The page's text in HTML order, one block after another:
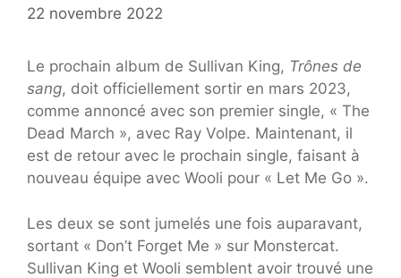
22 novembre 2022
Le prochain album de Sullivan King, Trônes de
sang, doit officiellement sortir en mars 2023,
comme annoncé avec son premier single, « The
Dead March », avec Ray Volpe. Maintenant, il
est de retour avec le prochain single, faisant à
nouveau équipe avec Wooli pour « Let Me Go ».
Les deux se sont jumelés une fois auparavant,
sortant « Don’t Forget Me » sur Monstercat.
Sullivan King et Wooli semblent avoir trouvé une